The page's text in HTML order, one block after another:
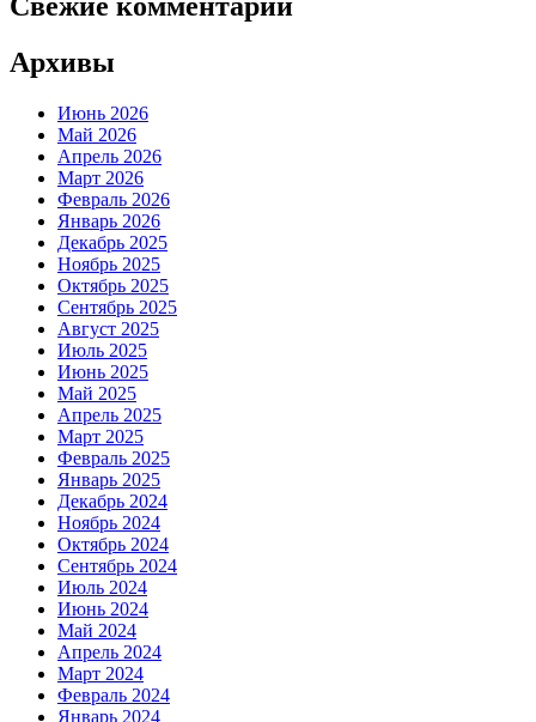
Свежие комментарии
Архивы
Июнь 2026
Май 2026
Апрель 2026
Март 2026
Февраль 2026
Январь 2026
Декабрь 2025
Ноябрь 2025
Октябрь 2025
Сентябрь 2025
Август 2025
Июль 2025
Июнь 2025
Май 2025
Апрель 2025
Март 2025
Февраль 2025
Январь 2025
Декабрь 2024
Ноябрь 2024
Октябрь 2024
Сентябрь 2024
Июль 2024
Июнь 2024
Май 2024
Апрель 2024
Март 2024
Февраль 2024
Январь 2024